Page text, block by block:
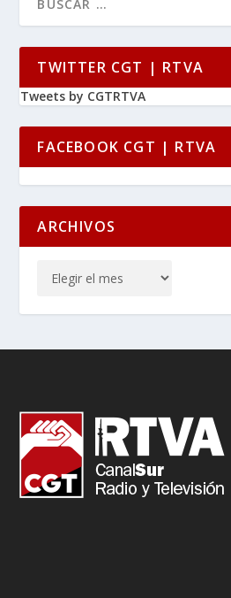
TWITTER CGT | RTVA
Tweets by CGTRTVA
FACEBOOK CGT | RTVA
ARCHIVOS